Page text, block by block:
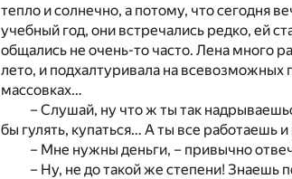
тепло и солнечно, а потому, что сегодня
учебный год, они встречались редко, ей
общались не очень-то часто. Лена много
лето, и подхалтуривала на всевозможных
массовках…
– Слушай, ну что ж ты так
бы гулять, купаться… А ты все
– Мне нужны деньги, – привычно
– Ну, не до такой же степени! Знаешь